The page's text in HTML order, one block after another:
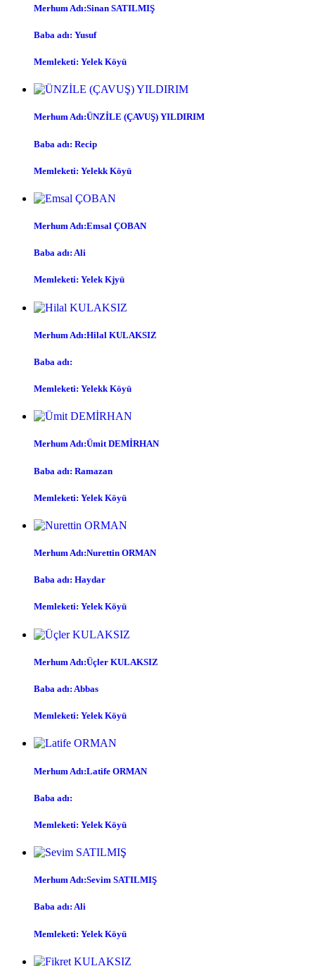
Merhum Adı:Sinan SATILMIŞ
Baba adı: Yusuf
Memleketi: Yelek Köyü
Merhum Adı:ÜNZİLE (ÇAVUŞ) YILDIRIM
Baba adı: Recip
Memleketi: Yelekk Köyü
Merhum Adı:Emsal ÇOBAN
Baba adı: Ali
Memleketi: Yelek Kjyü
Merhum Adı:Hilal KULAKSIZ
Baba adı:
Memleketi: Yelekk Köyü
Merhum Adı:Ümit DEMİRHAN
Baba adı: Ramazan
Memleketi: Yelek Köyü
Merhum Adı:Nurettin ORMAN
Baba adı: Haydar
Memleketi: Yelek Köyü
Merhum Adı:Üçler KULAKSIZ
Baba adı: Abbas
Memleketi: Yelek Köyü
Merhum Adı:Latife ORMAN
Baba adı:
Memleketi: Yelek Köyü
Merhum Adı:Sevim SATILMIŞ
Baba adı: Ali
Memleketi: Yelek Köyü